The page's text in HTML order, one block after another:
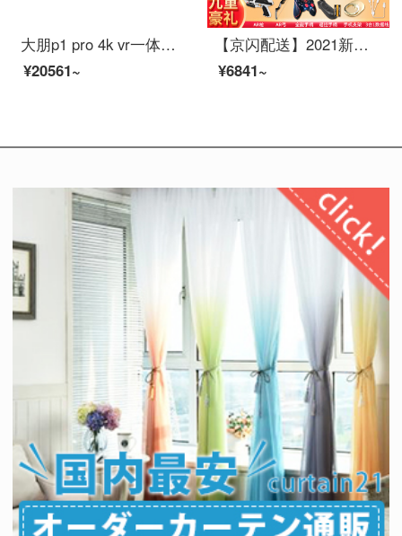
大朋p1 pro 4k vr一体机天翼云VR版
¥20561~
【京闪配送】2021新款千幻魔镜16代vr眼镜一体机手机专用vr体感游戏机现实rv10 【2021新年款】千幻16代豪金版 送VR
¥6841~